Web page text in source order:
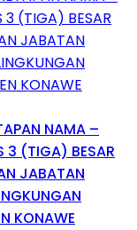
NAMA –
3 (TIGA) BESAR
JABATAN
KONAWE